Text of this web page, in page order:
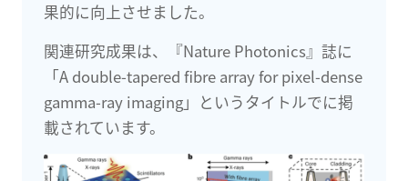
果的に向上させました。
関連研究成果は、『Nature Photonics』誌に
「A double-tapered fibre array for pixel-dense
gamma-ray imaging」というタイトルでに掲
載されています。